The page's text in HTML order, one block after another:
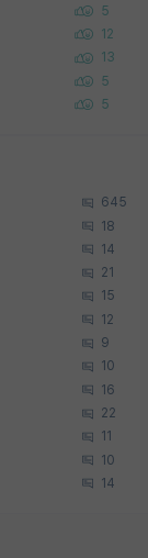
5
12
13
5
5
645
18
14
21
15
12
9
10
16
22
11
10
14